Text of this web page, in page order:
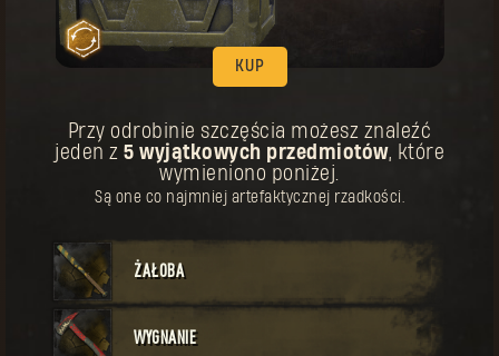
KUP
Broń Unikatowe
Kusza pierwszego pielgrzyma
Koszt:
Twoja nagroda została odblokowana.
KUP
Przy odrobinie szczęścia możesz znaleźć
jeden z 5 wyjątkowych przedmiotów, które
wymieniono poniżej.
Są one co najmniej artefaktycznej rzadkości.
ŻAŁOBA
WYGNANIE